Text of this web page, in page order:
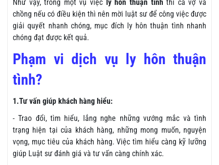
Như vậy, trong một vụ việc ly hôn thuận tìnhthì cả vợ và
chồng nếu có điều kiện thì nên mời luật sư để công việc được
giải quyết nhanh chóng, mục đích ly hôn thuận tình nhanh
chóng đạt được kết quả.
Phạm vi dịch vụ ly hôn thuận
tình?
1.Tư vấn giúp khách hàng hiểu:
- Trao đổi, tìm hiểu, lắng nghe những vướng mắc và tình
trạng hiện tại của khách hàng, những mong muốn, nguyện
vọng, mục tiêu của khách hàng. Việc tìm hiểu càng kỹ lưỡng
giúp Luật sư đánh giá và tư vấn càng chính xác.